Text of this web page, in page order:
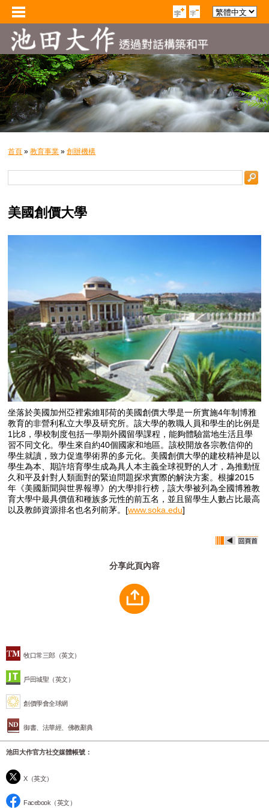
牧口常三郎（英文）
戶田城聖（英文）
創價學會全球網
御書、法華經、佛教辭典
池田大作官方社交媒體帳號：
X（英文）
Facebook（英文）
首頁 »教育事業 »創辦機構
美國創價大學
坐落於美國加州亞裡索維耶荷的美國創價大學是一所實施4年制博雅
教育的非營利私立大學及研究所。該大學的教職人員和學生的比例是
1比8，學校制度包括一學期外國留學課程，能夠體驗當地生活且學
習不同文化。學生來自約40個國家和地區。該校開放各宗教信仰的
學生就讀，致力促進學術界的多元化。美國創價大學的建校精神是以
學生為本、期許培育學生成為具人本主義全球視野的人才，為推動恆
久和平及針對人類面對的緊迫問題探求實際的解決方案。根據2015
年《美國新聞與世界報導》的大學排行榜，該大學被列為全國博雅教
育大學中最具價值和種族多元性的前五名，並且留學生人數占比最高
以及教師資源排名也名列前茅。[www.soka.edu]
分享此頁內容